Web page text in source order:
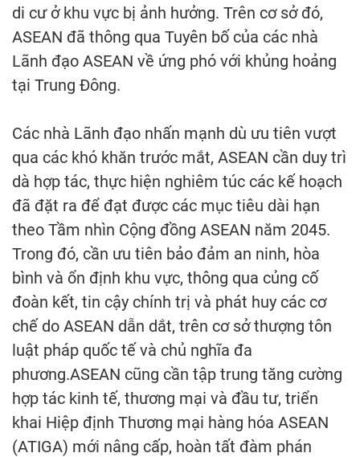
di cư ở khu vực bị ảnh hưởng. Trên cơ sở đó,
ASEAN đã thông qua Tuyên bố của các nhà
Lãnh đạo ASEAN về ứng phó với khủng hoảng
tại Trung Đông.
Các nhà Lãnh đạo nhấn mạnh dù ưu tiên vượt
qua các khó khăn trước mắt, ASEAN cần duy trì
dà hợp tác, thực hiện nghiêm túc các kế hoạch
đã đặt ra để đạt được các mục tiêu dài hạn
theo Tầm nhìn Cộng đồng ASEAN năm 2045.
Trong đó, cần ưu tiên bảo đảm an ninh, hòa
bình và ổn định khu vực, thông qua củng cố
đoàn kết, tin cậy chính trị và phát huy các cơ
chế do ASEAN dẫn dắt, trên cơ sở thượng tôn
luật pháp quốc tế và chủ nghĩa đa
phương.ASEAN cũng cần tập trung tăng cường
hợp tác kinh tế, thương mại và đầu tư, triển
khai Hiệp định Thương mại hàng hóa ASEAN
(ATIGA) mới nâng cấp, hoàn tất đàm phán